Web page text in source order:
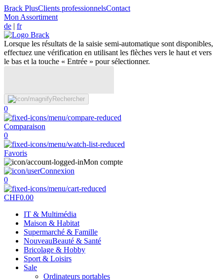
Brack PlusClients professionnelsContact
Mon Assortiment
de | fr
Lorsque les résultats de la saisie semi-automatique sont disponibles,
effectuez une vérification en utilisant les flèches vers le haut et vers
le bas et la touche « Entrée » pour sélectionner.
Rechercher
0
Comparaison
0
Favoris
Mon compte
Connexion
0
CHF0.00
IT & Multimédia
Maison & Habitat
Supermarché & Famille
NouveauBeauté & Santé
Bricolage & Hobby
Sport & Loisirs
Sale
Ordinateurs portables